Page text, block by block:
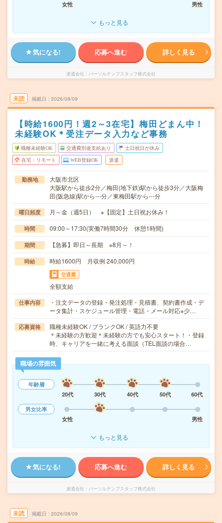
女性
男性
もっと見る
気になる! 応募へ進む 詳しく見る
派遣会社 パーソルテンプスタッフ株式会社
未読 掲載日 2026/08/09
【時給1600円！週2～3在宅】梅田どまん中！
未経験OK＊受注データ入力など事務
職種未経験OK 交通費別途支給あり 土日祝日が休み
在宅・リモート WEB登録OK 派遣
勤務地
大阪市北区
大阪駅から徒歩2分／梅田(地下鉄)駅から徒歩3分／大阪梅
田(阪急線)駅から---分／東梅田駅から---分
曜日頻度 月～金（週5日） ※【固定】土日祝お休み！
時間 09:00～17:30(実働7時間30分 休憩1時間)
期間 【急募】即日～長期 ※8月～！
時給 時給1600円 月収例 240,000円
交通費
全額支給
仕事内容
・注文データの登録・発注処理・見積書、契約書作成・デ
ータ集計・スケジュール管理・電話・メール対応※少…
応募資格
職種未経験OK / ブランクOK / 英語力不要
＊未経験の方歓迎＊未経験の方でも安心スタート！・登録
時、キャリアを一緒に考える面談（TEL面談の場合…
職場の雰囲気
年齢層
20代
30代 40代 50代
60代
男女比率
女性
男性
もっと見る
気になる! 応募へ進む 詳しく見る
派遣会社 パーソルテンプスタッフ株式会社
未読 掲載日 2026/08/09